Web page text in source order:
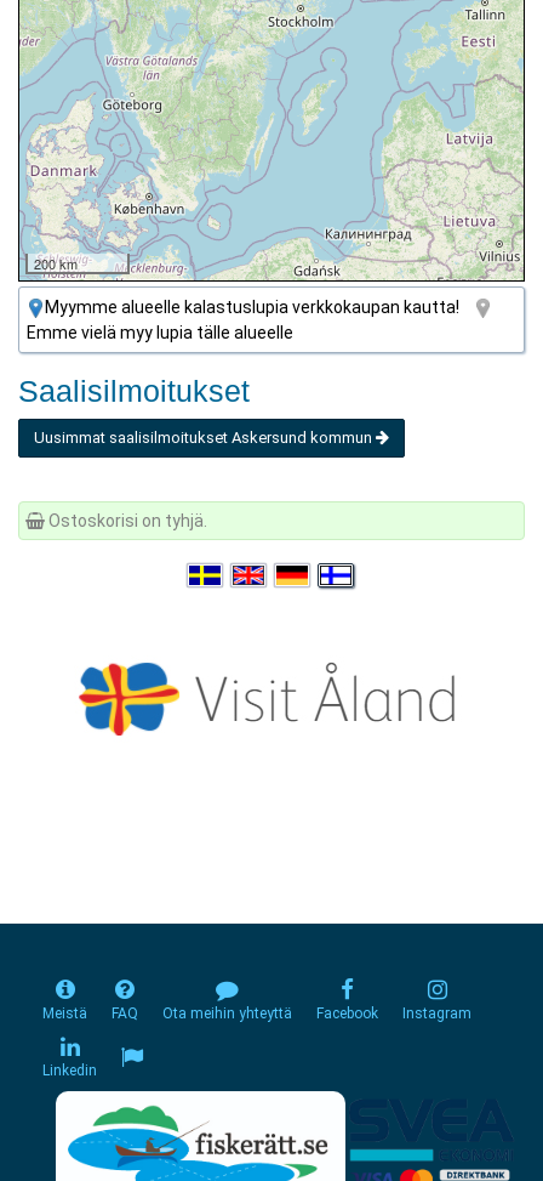
200 km
Myymme alueelle kalastuslupia verkkokaupan kautta!
Emme vielä myy lupia tälle alueelle
Saalisilmoitukset
Uusimmat saalisilmoitukset Askersund kommun
Ostoskorisi on tyhjä.
Meistä FAQ Ota meihin yhteyttä Facebook Instagram
Linkedin